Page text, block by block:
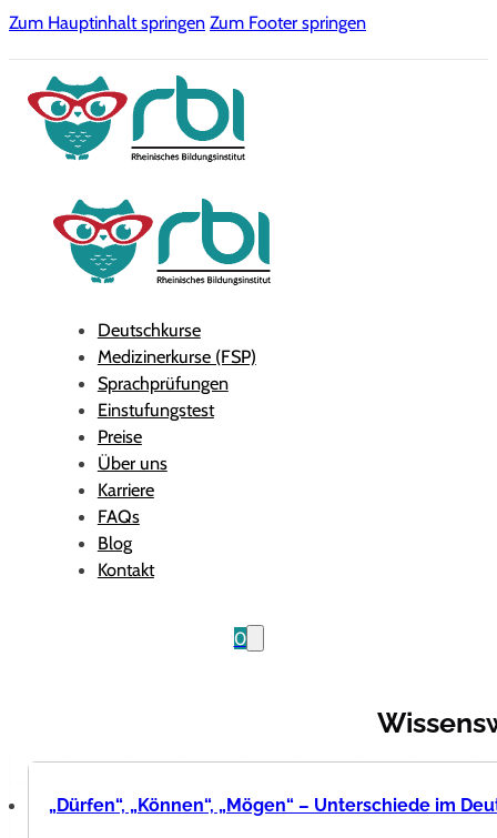
Zum Hauptinhalt springen Zum Footer springen
Deutschkurse
Medizinerkurse (FSP)
Sprachprüfungen
Einstufungstest
Preise
Über uns
Karriere
FAQs
Blog
Kontakt
0
„Dürfen“, „Können“, „Mögen“ – Unterschiede im